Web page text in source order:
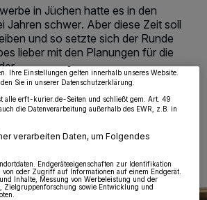
in Jüchen hatte es in den
Jahren schwer. Aber diese Zeit soll
und so setzte sich der Runde
lieber mit den Planungen für die
Uhr
Kennungen auf Ihrem Gerät zu. Durch Auswahl
Technologien für die unter „Wir und unsere
um Ihnen Dienste bereitzustellen“ aufgeführten
sind, sind manche Inhalte und Anzeigen
so relevant für Sie. Sie können dieses Menü jederzeit
Einstellungen zu ändern oder Ihre Einwilligung zu
Link Einstellungen oder Ablehnen am unteren
Ihre Einstellungen gelten innerhalb unseres Website.
Sie in unserer Datenschutzerklärung.
alle erft-kurier.de-Seiten und schließt gem. Art. 49
die Datenverarbeitung außerhalb des EWR, z.B. in
verarbeiten Daten, um Folgendes
Endgeräteeigenschaften zur Identifikation
von oder Zugriff auf Informationen auf einem Endgerät.
Inhalte, Messung von Werbeleistung und der
Zielgruppenforschung sowie Entwicklung und